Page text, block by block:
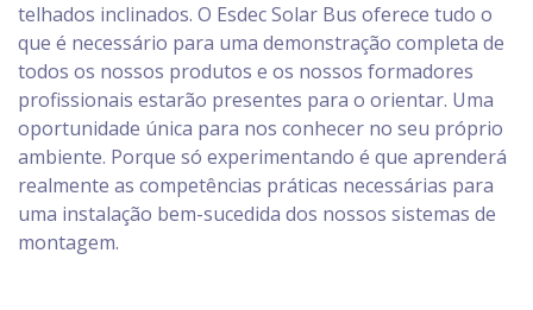
telhados inclinados. O Esdec Solar Bus oferece tudo o
que é necessário para uma demonstração completa de
todos os nossos produtos e os nossos formadores
profissionais estarão presentes para o orientar. Uma
oportunidade única para nos conhecer no seu próprio
ambiente. Porque só experimentando é que aprenderá
realmente as competências práticas necessárias para
uma instalação bem-sucedida dos nossos sistemas de
montagem.